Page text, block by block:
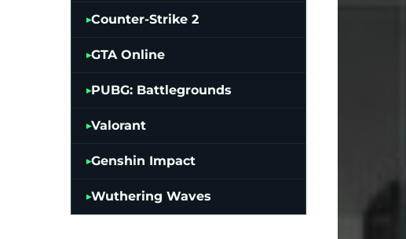
Counter-Strike 2
GTA Online
PUBG: Battlegrounds
Valorant
Genshin Impact
Wuthering Waves